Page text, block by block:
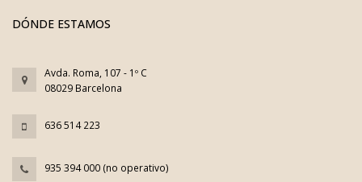
DÓNDE ESTAMOS
Avda. Roma, 107 - 1º C
08029 Barcelona
636 514 223
935 394 000 (no operativo)